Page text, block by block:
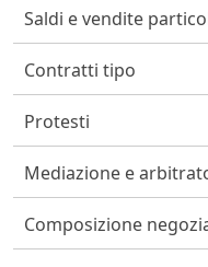
Saldi e vendite
Contratti tipo
Protesti
Mediazione e
Composizione